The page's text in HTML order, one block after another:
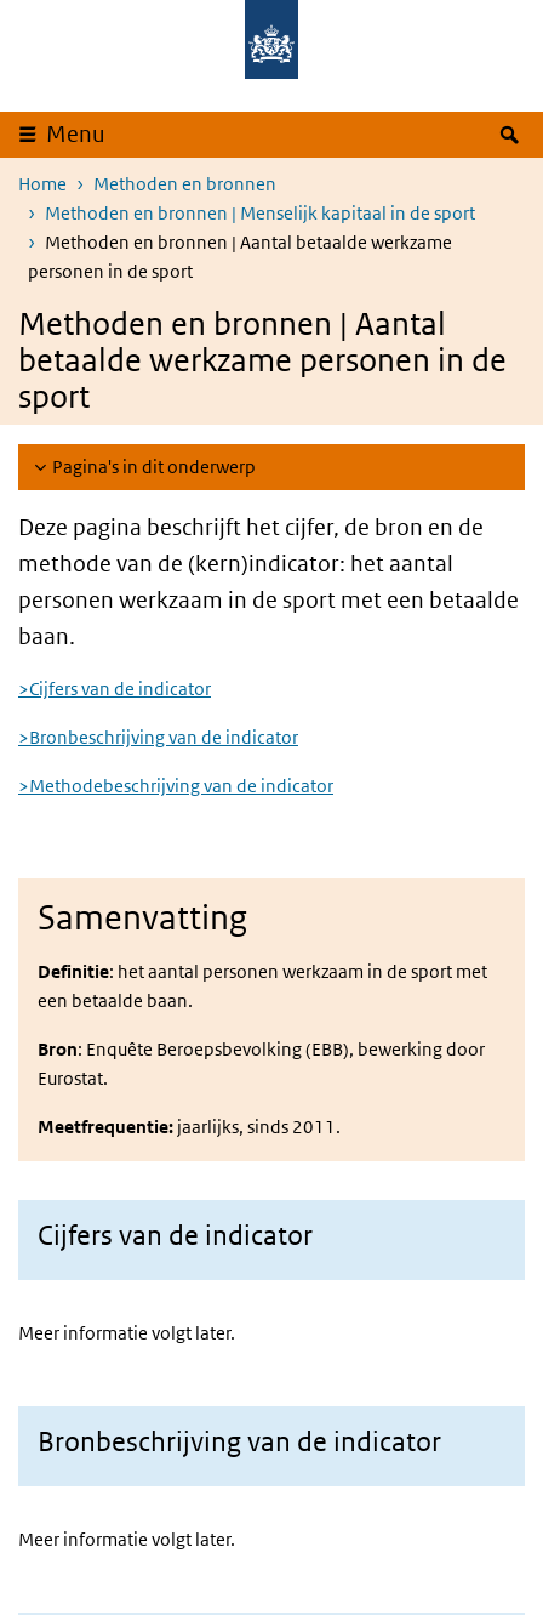
Overslaan en naar de inhoud gaan
Menu
Home
Methoden en bronnen
Methoden en bronnen | Menselijk kapitaal in de sport
Methoden en bronnen | Aantal betaalde werkzame
personen in de sport
Methoden en bronnen | Aantal
betaalde werkzame personen in de
sport
Pagina's in dit onderwerp
Deze pagina beschrijft het cijfer, de bron en de
methode van de (kern)indicator: het aantal
personen werkzaam in de sport met een betaalde
baan.
>Cijfers van de indicator
>Bronbeschrijving van de indicator
>Methodebeschrijving van de indicator
Samenvatting
Definitie: het aantal personen werkzaam in de sport met
een betaalde baan.
Bron: Enquête Beroepsbevolking (EBB), bewerking door
Eurostat.
Meetfrequentie: jaarlijks, sinds 2011.
Cijfers van de indicator
Meer informatie volgt later.
Bronbeschrijving van de indicator
Meer informatie volgt later.